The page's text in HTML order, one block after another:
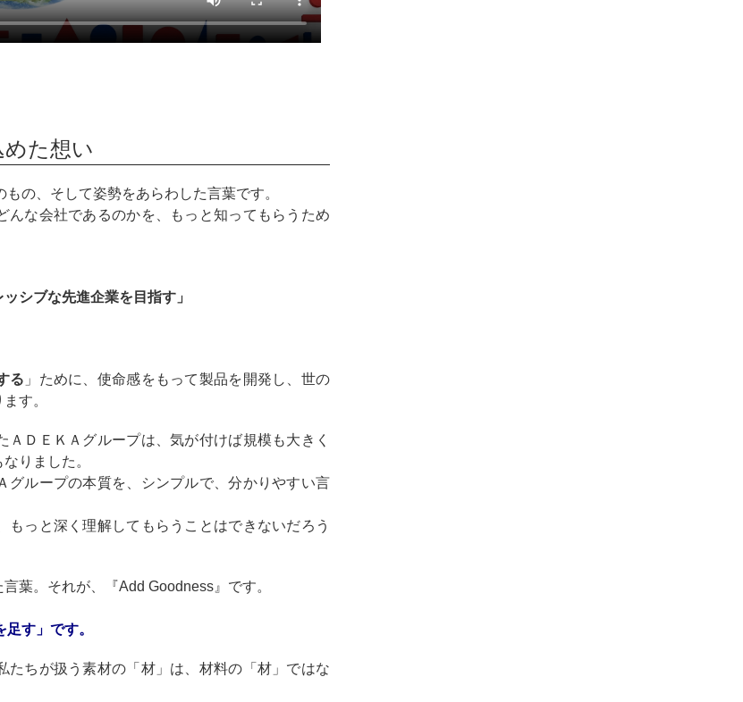
た想い
もの、そして姿勢をあらわした言葉です。
な会社であるのかを、もっと知ってもらうため
シブな先進企業を目指す」
る 」ために、使命感をもって製品を開発し、世の
す。
ＤＥＫＡグループは、気が付けば規模も大きく
りました。
ループの本質を、シンプルで、分かりやすい言
っと深く理解してもらうことはできないだろう
葉。それが、『Add Goodness』です。
す」です。
ちが扱う素材の「材」は、材料の「材」ではな